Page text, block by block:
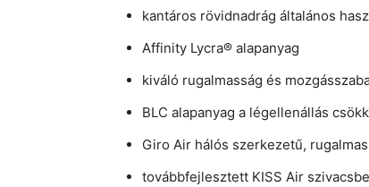
kantáros rövidnadrág általános
Affinity Lycra® alapanyag
kiváló rugalmasság és
BLC alapanyag a légellenállás
Giro Air hálós szerkezetű,
továbbfejlesztett KISS Air